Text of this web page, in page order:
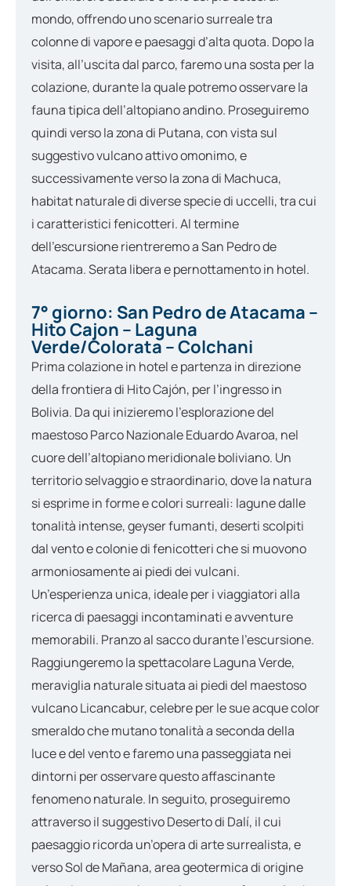
mondo, offrendo uno scenario surreale tra
colonne di vapore e paesaggi d’alta quota. Dopo la
visita, all’uscita dal parco, faremo una sosta per la
colazione, durante la quale potremo osservare la
fauna tipica dell’altopiano andino. Proseguiremo
quindi verso la zona di Putana, con vista sul
suggestivo vulcano attivo omonimo, e
successivamente verso la zona di Machuca,
habitat naturale di diverse specie di uccelli, tra cui
i caratteristici fenicotteri. Al termine
dell’escursione rientreremo a San Pedro de
Atacama. Serata libera e pernottamento in hotel.
7° giorno: San Pedro de Atacama –
Hito Cajon – Laguna
Verde/Colorata – Colchani
Prima colazione in hotel e partenza in direzione
della frontiera di Hito Cajón, per l’ingresso in
Bolivia. Da qui inizieremo l’esplorazione del
maestoso Parco Nazionale Eduardo Avaroa, nel
cuore dell’altopiano meridionale boliviano. Un
territorio selvaggio e straordinario, dove la natura
si esprime in forme e colori surreali: lagune dalle
tonalità intense, geyser fumanti, deserti scolpiti
dal vento e colonie di fenicotteri che si muovono
armoniosamente ai piedi dei vulcani.
Un’esperienza unica, ideale per i viaggiatori alla
ricerca di paesaggi incontaminati e avventure
memorabili. Pranzo al sacco durante l’escursione.
Raggiungeremo la spettacolare Laguna Verde,
meraviglia naturale situata ai piedi del maestoso
vulcano Licancabur, celebre per le sue acque color
smeraldo che mutano tonalità a seconda della
luce e del vento e faremo una passeggiata nei
dintorni per osservare questo affascinante
fenomeno naturale. In seguito, proseguiremo
attraverso il suggestivo Deserto di Dalí, il cui
paesaggio ricorda un’opera di arte surrealista, e
verso Sol de Mañana, area geotermica di origine